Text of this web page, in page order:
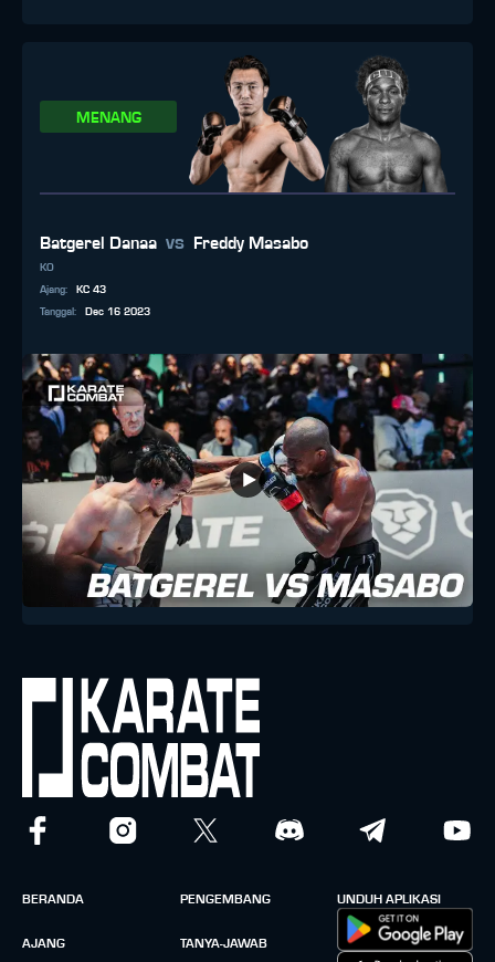
MENANG
Batgerel Danaa vs Freddy Masabo
KO
Ajang:
KC 43
Tanggal : Dec 16 2023
BERANDA
AJANG
PENGEMBANG
TANYA-JAWAB
UNDUH APLIKASI